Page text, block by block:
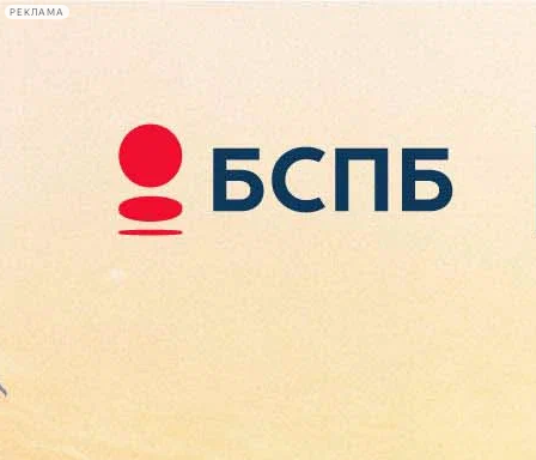
РЕКЛАМА
Сегодня:
2026.08.08
08:36
Афиша Plus